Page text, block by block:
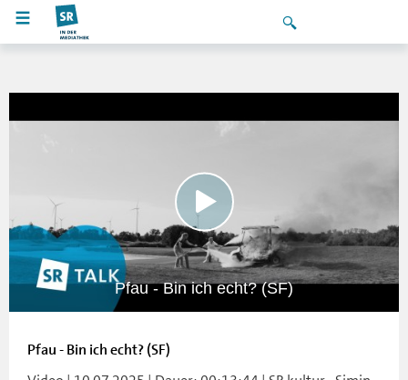
Pfau - Bin ich echt? (SF)
Pfau - Bin ich echt? (SF)